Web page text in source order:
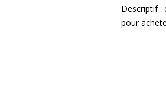
Descriptif :
pour